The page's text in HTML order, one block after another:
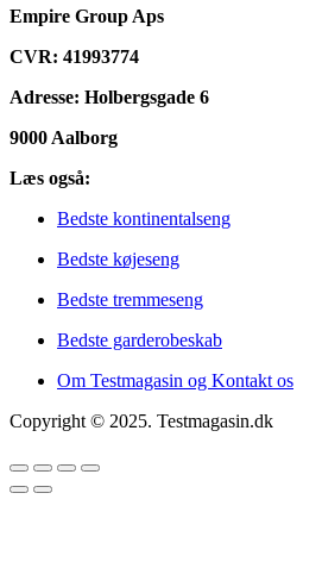
Empire Group Aps
CVR: 41993774
Adresse: Holbergsgade 6
9000 Aalborg
Læs også:
Bedste kontinentalseng
Bedste køjeseng
Bedste tremmeseng
Bedste garderobeskab
Om Testmagasin og Kontakt os
Copyright © 2025. Testmagasin.dk